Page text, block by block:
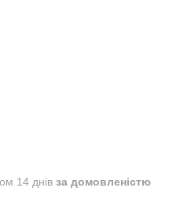
14 днів за домовленістю